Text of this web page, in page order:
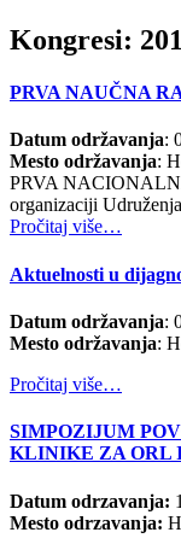
Kongresi:
PRVA NAUČNA
Datum održavanja:
Mesto održavanja:
PRVA
organizaciji
Pročitaj više…
Aktuelnosti u
Datum održavanja:
Mesto održavanja:
Pročitaj više…
SIMPOZIJUM
KLINIKE ZA ORL
Datum odrzavanja:
Mesto odrzavanja: